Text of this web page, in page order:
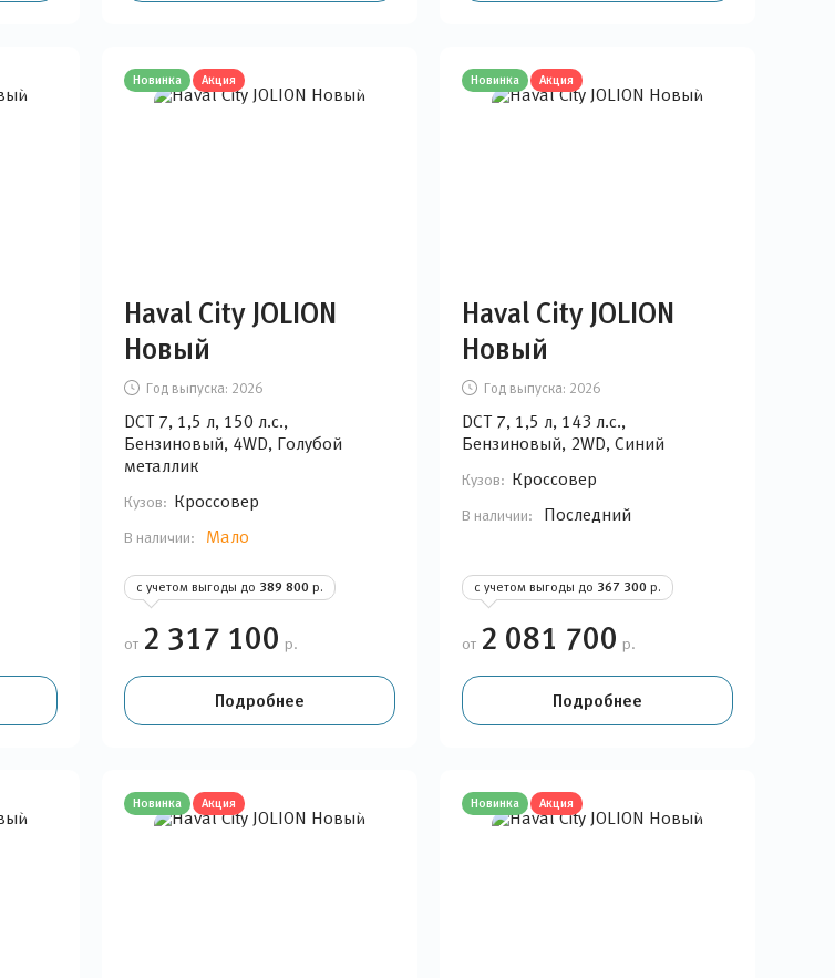
Новинка Акция
Haval City JOLION
Новый
Год выпуска: 2026
DCT 7, 1,5 л, 150 л.с.,
Бензиновый, 4WD, Голубой
металлик
Кузов: Кроссовер
В наличии: Мало
с учетом выгоды до 389 800 р.
от 2 317 100 р.
Подробнее
Новинка Акция
Haval City JOLION
Новый
Год выпуска: 2026
DCT 7, 1,5 л, 143 л.с.,
Бензиновый, 2WD, Синий
Кузов: Кроссовер
В наличии: Последний
с учетом выгоды до 367 300 р.
от 2 081 700 р.
Подробнее
Новинка Акция Новинка Акция